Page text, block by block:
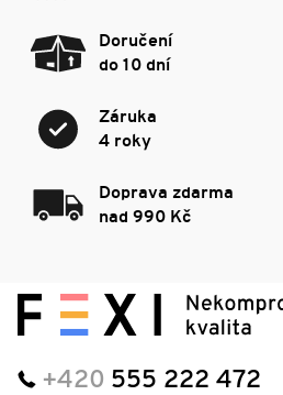
Doručení
do 10 dní
Záruka
4 roky
Doprava zdarma
nad 990 Kč
+420 555 222 472